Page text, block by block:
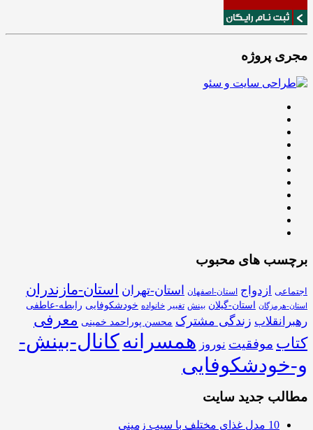
مجری پروژه
برچسب های محبوب
اجتماعی ازدواج استان-اصفهان استان-تهران استان-مازندران
استان-هرمزگان استان-گیلان بینش تغییر خانواده خودشکوفایی رابطه-عاطفی
رهبرانقلاب زندگی مشترک محسن پوراحمد خمینی معرفی
کتاب موفقیت نوروز همسرانهکانال-بینش-
و-خودشکوفایی
مطالب جدید سایت
10 مدل غذای مختلف با سیب زمینی